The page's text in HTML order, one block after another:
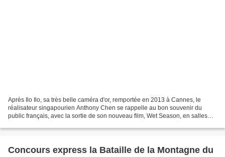
Après Ilo Ilo, sa très belle caméra d'or, remportée en 2013 à Cannes, le
réalisateur singapourien Anthony Chen se rappelle au bon souvenir du
public français, avec la sortie de son nouveau film, Wet Season, en salles
Concours express la Bataille de la Montagne du